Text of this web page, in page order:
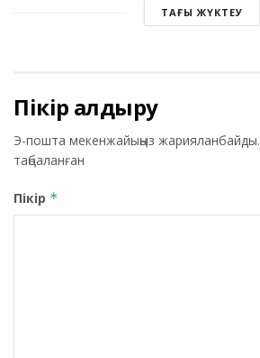
ТАҒЫ ЖҮКТЕУ
Пікір қалдыру
Э-пошта мекенжайыңыз жарияланбайды.
таңбаланған
Пікір *